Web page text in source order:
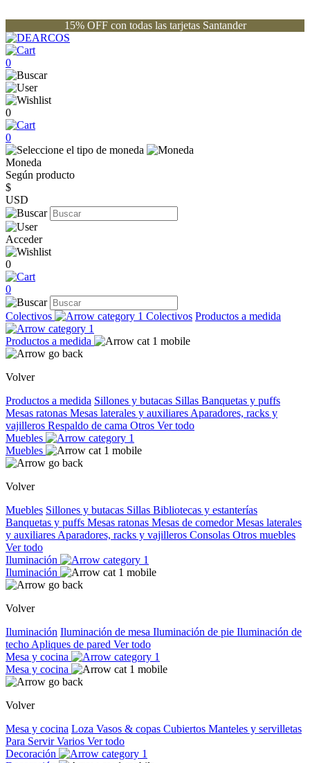
15% OFF con todas las tarjetas Santander
0
0
0
Moneda
Según producto
$
USD
Acceder
0
0
Colectivos Colectivos Productos a medida
Productos a medida
Volver
Productos a medida Sillones y butacas Sillas Banquetas y puffs
Mesas ratonas Mesas laterales y auxiliares Aparadores, racks y
vajilleros Respaldo de cama Otros Ver todo
Muebles
Muebles
Volver
Muebles Sillones y butacas Sillas Bibliotecas y estanterías
Banquetas y puffs Mesas ratonas Mesas de comedorMesas laterales
y auxiliares Aparadores, racks y vajilleros Consolas Otros muebles
Ver todo
Iluminación
Iluminación
Volver
Iluminación Iluminación de mesa Iluminación de pie Iluminación de
techo Apliques de pared Ver todo
Mesa y cocina
Mesa y cocina
Volver
Mesa y cocina Loza Vasos & copas Cubiertos Manteles y servilletas
Para ServirVarios Ver todo
Decoración